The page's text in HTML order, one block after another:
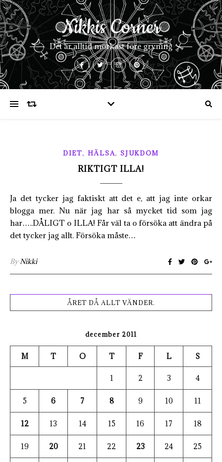
Nikkis Corner
Det är alltid mörkast före gryning
DIET, HÄLSA,SJUKDOM
RIKTIGT ILLA!
Ja det tycker jag faktiskt att det e, att jag inte orkar
blogga mer. Nu när jag har så mycket tid som jag
har…..DÅLIGT o ILLA! Får väl ta o försöka att ändra på
det tycker jag allt. Försöka måste…
ByNikki
ÅRET DÅ ALLT VÄNDER.
december 2011
M T O T F L S
1 2 3 4
5 6 7 8 9 10 11
12 13 14 15 16 17 18
19 20 21 22 23 24 25